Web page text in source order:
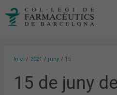
Inici 2021 juny 15
15 de juny